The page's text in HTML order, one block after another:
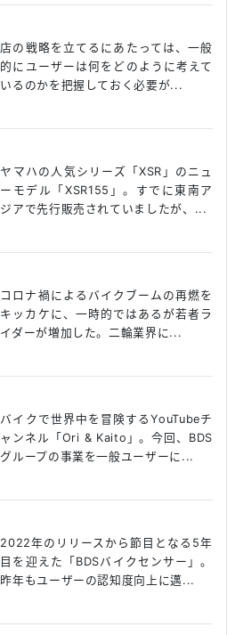
店の戦略を立てるにあたっては、一般
的にユーザーは何をどのように考えて
いるのかを把握しておく必要が...
ヤマハの人気シリーズ「XSR」のニュ
ーモデル「XSR155」。すでに東南ア
ジアで先行販売されていましたが、...
コロナ禍によるバイクブームの再燃を
キッカケに、一時的ではあるが若者ラ
イダーが増加した。二輪業界に...
バイクで世界中を冒険するYouTubeチ
ャンネル「Ori & Kaito」。今回、BDS
グループの事業を一般ユーザーに...
2022年のリリースから節目となる5年
目を迎えた「BDSバイクセンサー」。
昨年もユーザーの認知度向上に邁...